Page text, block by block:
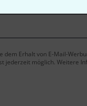
dem Erhalt von E-Mail-
jederzeit möglich. Weitere